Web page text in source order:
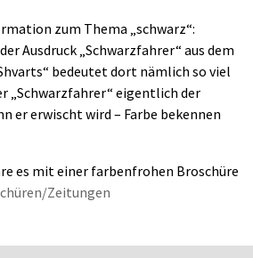
zum Thema „schwarz“:
Ausdruck „Schwarzfahrer“ aus dem
bedeutet dort nämlich so viel
„Schwarzfahrer“ eigentlich der
er erwischt wird – Farbe bekennen
es mit einer farbenfrohen Broschüre
Zeitungen